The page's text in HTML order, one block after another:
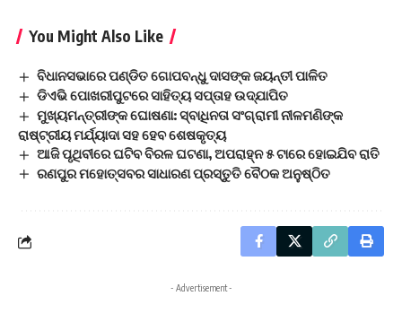
You Might Also Like
ବିଧାନସଭାରେ ପଣ୍ଡିତ ଗୋପବନ୍ଧୁ ଦାସଙ୍କ ଜୟନ୍ତୀ ପାଳିତ
ଡିଏଭି ପୋଖରୀପୁଟରେ ସାହିତ୍ୟ ସପ୍ତାହ ଉ‌ଦ୍‌ଯାପିତ
ମୁଖ୍ୟମନ୍ତ୍ରୀଙ୍କ ଘୋଷଣା: ସ୍ବାଧିନତା ସଂଗ୍ରାମୀ ନୀଳମଣିଙ୍କ
ରାଷ୍ଟ୍ରୀୟ ମର୍ଯ୍ୟାଦା ସହ ହେବ ଶେଷକୃତ୍ୟ
ଆଜି ପୃଥିବୀରେ ଘଟିବ ବିରଳ ଘଟଣା, ଅପରାହ୍ନ ୫ ଟାରେ ହୋଇଯିବ ରାତି
ରଣପୁର ମହୋତ୍ସବର ସାଧାରଣ ପ୍ରସ୍ତୁତି ବୈଠକ ଅନୁଷ୍ଠିତ
- Advertisement -